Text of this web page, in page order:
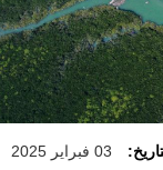
03 فبراير 2025